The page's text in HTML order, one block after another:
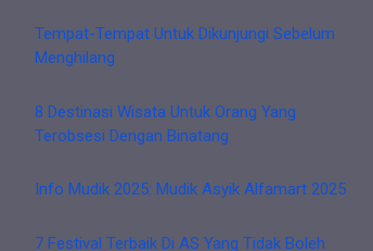
Tempat-Tempat Untuk Dikunjungi Sebelum
Menghilang
8 Destinasi Wisata Untuk Orang Yang
Terobsesi Dengan Binatang
Info Mudik 2025: Mudik Asyik Alfamart 2025
7 Festival Terbaik Di AS Yang Tidak Boleh